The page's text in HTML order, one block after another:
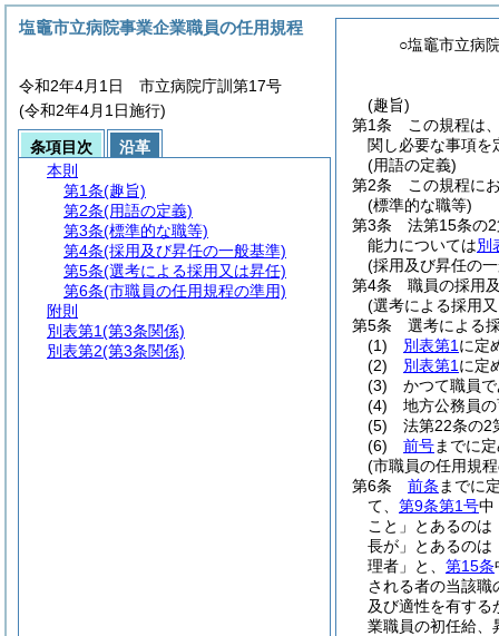
○塩竈市立病
(趣旨)
第1条
この規程は
関し必要な事項を
(用語の定義)
第2条
この規程に
(標準的な職等)
第3条
法第15条の
能力については別
(採用及び昇任の
第4条
職員の採用
(選考による採用
第5条
選考による
(1)
別表第1 に定
(2)
別表第1 に定
(3)
かつて職員
(4)
地方公務員
(5)
法第22条の2
(6)
前号までに
(市職員の任用規
第6条
前条 までに
て、 第9条第1号中
こと」とあるの
長が」とあるのは
理者」と、 第15条
される者の当該職
及び適性を有する
業職員の初任給、
塩竈市立病院事業企業職員の任用規程
令和2年4月1日 市立病院庁訓第17号
(令和2年4月1日施行)
条項目次
沿革
本則
第1条(趣旨)
第2条(用語の定義)
第3条(標準的な職等)
第4条(採用及び昇任の一般基準)
第5条(選考による採用又は昇任)
第6条(市職員の任用規程の準用)
附則
別表第1(第3条関係)
別表第2(第3条関係)